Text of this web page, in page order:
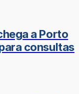
a Porto
consultas